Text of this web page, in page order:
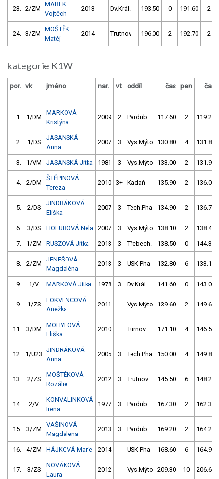
23. 2/ZM
MAREK
Vojtěch
2013 Dv.Král. 193.50 0 191.60 2
24. 3/ZM
MOŠTĚK
Matěj
2014 Trutnov 196.00 2 192.70 2
kategorie K1W
por. vk jméno nar. vt oddíl čas pen čas
1. 1/DM
MARKOVÁ
Kristýna
2009 2 Pardub. 117.60 2 119.20
2. 1/DS
JASANSKÁ
Anna
2007 3 Vys.Mýto 130.80 4 131.80
3. 1/VM JASANSKÁ Jitka 1981 3 Vys.Mýto 133.00 2 131.90
4. 2/DM
ŠTĚPINOVÁ
Tereza
2010 3+ Kadaň 135.90 2 136.00
5. 2/DS
JINDRÁKOVÁ
Eliška
2007 3 Tech.Pha 134.90 2 136.70
6. 3/DS HOLUBOVÁ Nela 2007 3 Vys.Mýto 138.10 2 138.40
7. 1/ZM RUSZOVÁ Jitka 2013 3 Třebech. 138.50 0 144.30
8. 2/ZM
JENEŠOVÁ
Magdaléna
2013 3 USK Pha 132.80 6 133.10
9. 1/V MARKOVÁ Jitka 1978 3 Dv.Král. 141.60 0 143.00
9. 1/ZS
LOKVENCOVÁ
Anežka
2011 Vys.Mýto 139.60 2 149.60
11. 3/DM
MOHYLOVÁ
Eliška
2010 Turnov 171.10 4 146.50
12. 1/U23
JINDRÁKOVÁ
Anna
2005 3 Tech.Pha 150.00 4 149.80
13. 2/ZS
MOŠTĚKOVÁ
Rozálie
2012 3 Trutnov 145.50 6 148.20
14. 2/V
KONVALINKOVÁ
Irena
1977 3 Pardub. 167.30 2 162.30
15. 3/ZM
VAŠINOVÁ
Magdalena
2013 3 Pardub. 169.20 2 164.20
16. 4/ZM HÁJKOVÁ Marie 2014 USK Pha 168.60 6 164.90
17. 3/ZS
NOVÁKOVÁ
Laura
2012 Vys.Mýto 209.30 10 206.60